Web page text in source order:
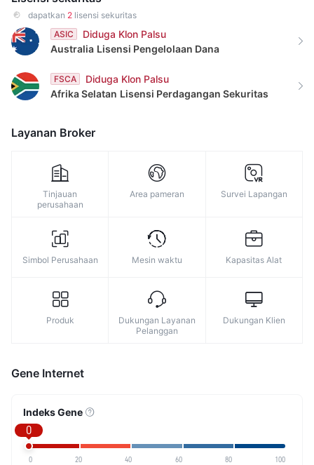
dapatkan 2 lisensi sekuritas
ASIC
Diduga Klon Palsu
Australia Lisensi Pengelolaan Dana
FSCA
Diduga Klon Palsu
Afrika Selatan Lisensi Perdagangan Sekuritas
Layanan Broker
Tinjauan
perusahaan
Area pameran Survei Lapangan
Simbol Perusahaan Mesin waktu Kapasitas Alat
Produk
Dukungan Layanan
Pelanggan
Dukungan Klien
Gene Internet
Indeks Gene
0
0 20 40 60 80 100